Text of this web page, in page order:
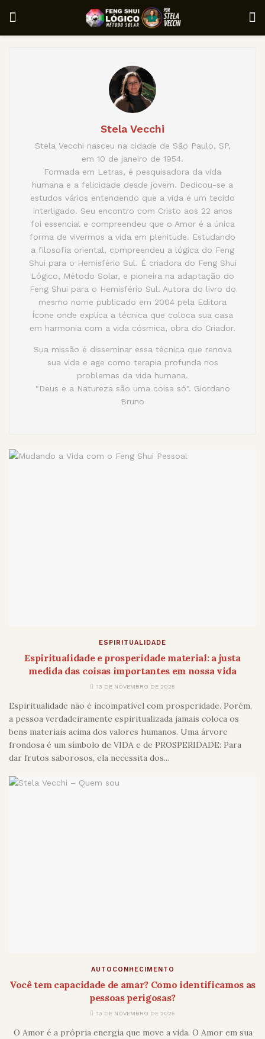
Stela Vecchi
Stela Vecchi nasceu na cidade de São Paulo, SP,
em 10 de janeiro de 1954.
Formada em Letras, é pesquisadora da vida
humana e a felicidade desde jovem. Dedicou-se a
estudos vários entendendo que a vida é um tecido
interligado. Seu encontro com Cristo aos 22 anos
foi essencial e compreendeu que o Amor é a única
forma de vivermos a vida em plenitude. Estudando
a filosofia oriental, compreendeu a lógica do Feng
Shui para o Hemisfério Sul. É criadora do Feng Shui
Lógico, Método Solar, e pioneira na adaptação do
Feng Shui para o Hemisfério Sul. Autora do livro do
mesmo nome publicado em 2004 pela Editora
Ícone onde explica a técnica que coloca sua casa
em harmonia com a vida cósmica, obra do Criador.
Sua missão é disseminar essa técnica que renova
sua vida e age como terapia profunda nos
problemas da vida humana.
"Deus e a Natureza são uma coisa só". Giordano
Bruno
ESPIRITUALIDADE
Espiritualidade e prosperidade material: a justa
medida das coisas importantes em nossa vida
13 DE NOVEMBRO DE 2025
Espiritualidade não é incompatível com prosperidade. Porém,
a pessoa verdadeiramente espiritualizada jamais coloca os
bens materiais acima dos valores humanos. Uma árvore
frondosa é um símbolo de VIDA e de PROSPERIDADE: Para
dar frutos saborosos, ela necessita dos...
AUTOCONHECIMENTO
Você tem capacidade de amar? Como identificamos as
pessoas perigosas?
13 DE NOVEMBRO DE 2025
O Amor é a própria energia que move a vida. O Amor em sua